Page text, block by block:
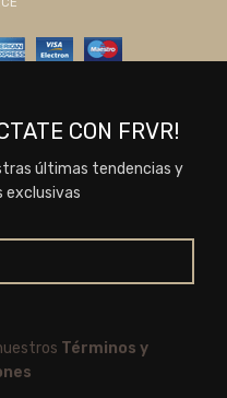
CON FRVR!
últimas tendencias y
Términos y